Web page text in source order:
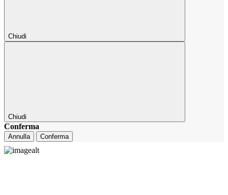
Chiudi
Chiudi
Conferma
Annulla Conferma